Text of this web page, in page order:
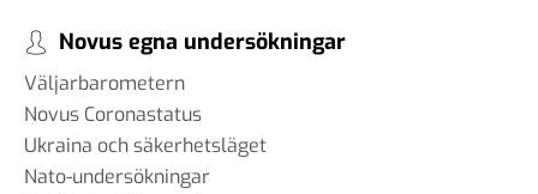
Novus egna undersökningar
Väljarbarometern
Novus Coronastatus
Ukraina och säkerhetsläget
Nato-undersökningar